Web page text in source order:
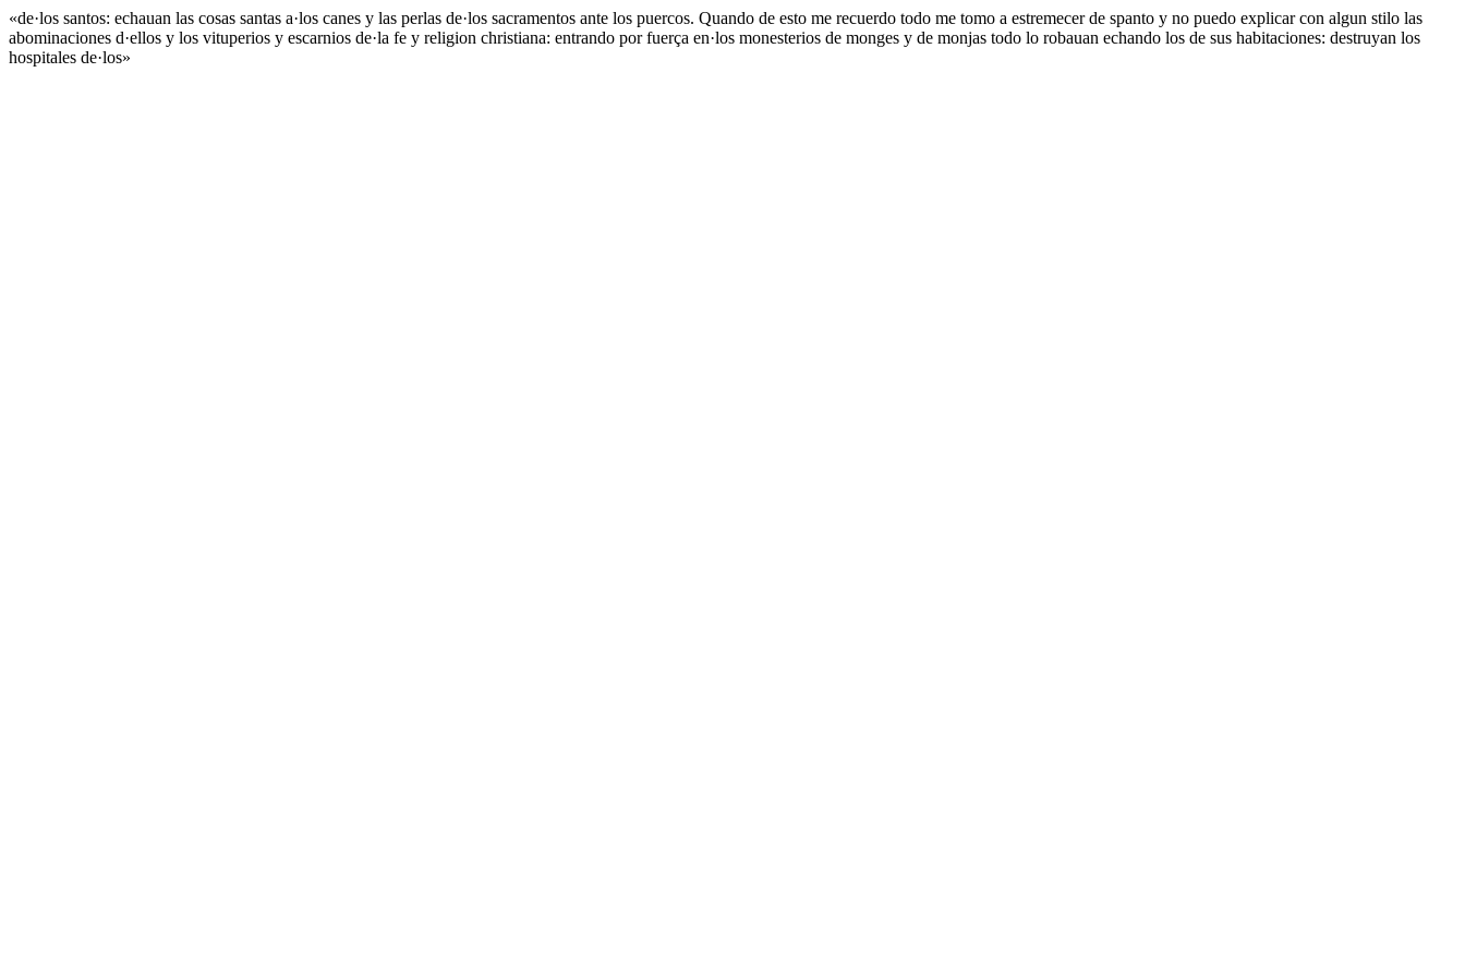
«de·los santos: echauan las cosas santas a·los canes y las perlas de·los sacramentos ante los puercos. Quando de esto me recuerdo todo me tomo a estremecer de spanto y no puedo explicar con algun stilo las
abominaciones d·ellos y los vituperios y escarnios de·la fe y religion christiana: entrando por fuerça en·los monesterios de monges y de monjas todo lo robauan echando los de sus habitaciones: destruyan los
hospitales de·los»